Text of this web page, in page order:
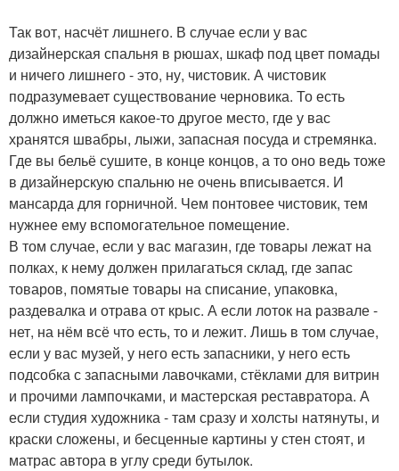
Так вот, насчёт лишнего. В случае если у вас
дизайнерская спальня в рюшах, шкаф под цвет помады
и ничего лишнего - это, ну, чистовик. А чистовик
подразумевает существование черновика. То есть
должно иметься какое-то другое место, где у вас
хранятся швабры, лыжи, запасная посуда и стремянка.
Где вы бельё сушите, в конце концов, а то оно ведь тоже
в дизайнерскую спальню не очень вписывается. И
мансарда для горничной. Чем понтовее чистовик, тем
нужнее ему вспомогательное помещение.
В том случае, если у вас магазин, где товары лежат на
полках, к нему должен прилагаться склад, где запас
товаров, помятые товары на списание, упаковка,
раздевалка и отрава от крыс. А если лоток на развале -
нет, на нём всё что есть, то и лежит. Лишь в том случае,
если у вас музей, у него есть запасники, у него есть
подсобка с запасными лавочками, стёклами для витрин
и прочими лампочками, и мастерская реставратора. А
если студия художника - там сразу и холсты натянуты, и
краски сложены, и бесценные картины у стен стоят, и
матрас автора в углу среди бутылок.